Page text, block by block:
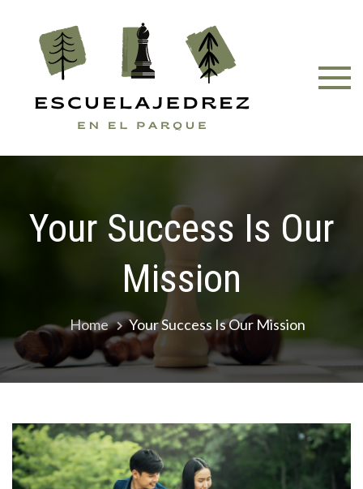
content
Your Success Is Our
Mission
Home Your Success Is Our Mission